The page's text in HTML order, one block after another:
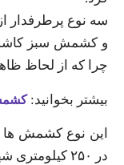
سه نوع
و کشمش سبز
چرا که از لحاظ
بیشتر بخوانید:
این نوع کشمش‌ ها
در ۲۵۰ کیلومتری شهر مشهد وجود دارد تولید می‌ شود